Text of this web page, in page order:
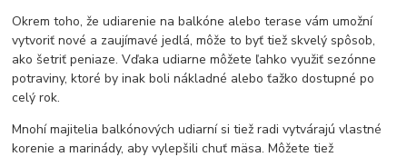
Okrem toho, že udiarenie na balkóne alebo terase vám umožní
vytvoriť nové a zaujímavé jedlá, môže to byť tiež skvelý spôsob,
ako šetriť peniaze. Vďaka udiarne môžete ľahko využiť sezónne
potraviny, ktoré by inak boli nákladné alebo ťažko dostupné po
celý rok.
Mnohí majitelia balkónových udiarní si tiež radi vytvárajú vlastné
korenie a marinády, aby vylepšili chuť mäsa. Môžete tiež